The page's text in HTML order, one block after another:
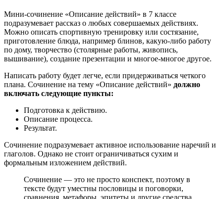
Мини-сочинение «Описание действий» в 7 классе
подразумевает рассказ о любых совершаемых действиях.
Можно описать спортивную тренировку или состязание,
приготовление блюда, например блинов, какую-либо работу
по дому, творчество (столярные работы, живопись,
вышивание), создание презентации и многое-многое другое.
Написать работу будет легче, если придерживаться четкого
плана. Сочинение на тему «Описание действий» должно
включать следующие пункты:
Подготовка к действию.
Описание процесса.
Результат.
Сочинение подразумевает активное использование наречий и
глаголов. Однако не стоит ограничиваться сухим и
формальным изложением действий.
Сочинение — это не просто конспект, поэтому в
тексте будут уместны пословицы и поговорки,
сравнения, метафоры, эпитеты и другие средства